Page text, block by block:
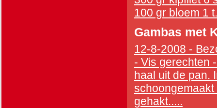
100 gr bloem 1
Gambas met
12-8-2008 -
- Vis gerechten
haal uit de pan.
gehakt.....